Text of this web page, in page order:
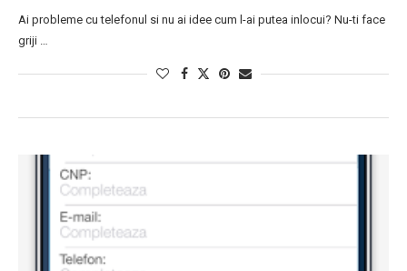
Ai probleme cu telefonul si nu ai idee cum l-ai putea inlocui? Nu-ti face
griji …